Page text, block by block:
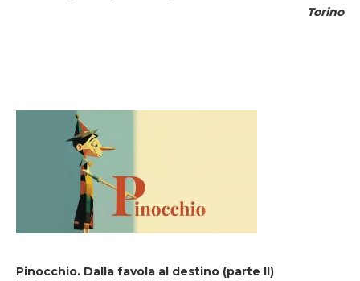
Torino
Pinocchio. Dalla favola al destino (parte II)